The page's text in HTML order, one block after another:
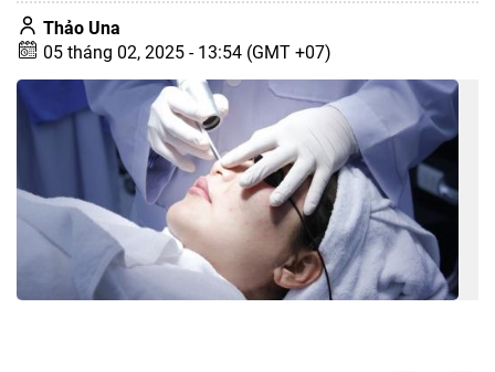
Thảo Una
05 tháng 02, 2025 - 13:54 (GMT +07)